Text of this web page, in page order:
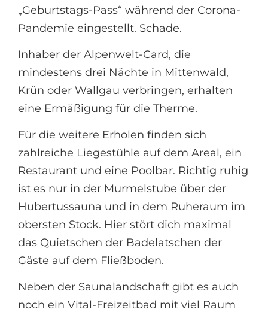
„Geburtstags-Pass“ während der Corona-
Pandemie eingestellt. Schade.
Inhaber der Alpenwelt-Card, die
mindestens drei Nächte in Mittenwald,
Krün oder Wallgau verbringen, erhalten
eine Ermäßigung für die Therme.
Für die weitere Erholen finden sich
zahlreiche Liegestühle auf dem Areal, ein
Restaurant und eine Poolbar. Richtig ruhig
ist es nur in der Murmelstube über der
Hubertussauna und in dem Ruheraum im
obersten Stock. Hier stört dich maximal
das Quietschen der Badelatschen der
Gäste auf dem Fließboden.
Neben der Saunalandschaft gibt es auch
noch ein Vital-Freizeitbad mit viel Raum